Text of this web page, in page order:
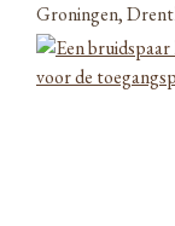
Groningen,